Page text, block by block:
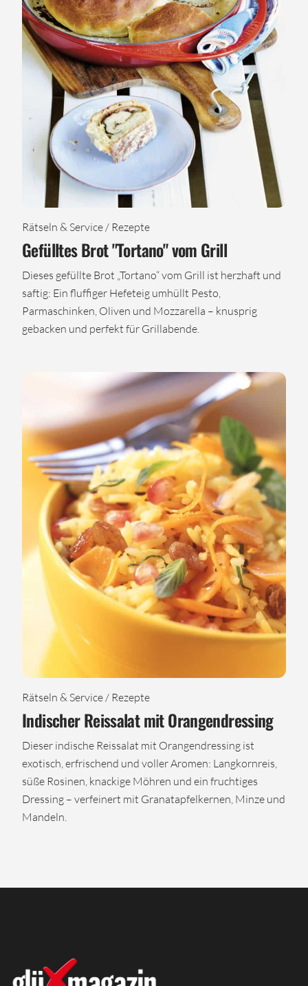
Rätseln & Service / Rezepte
Gefülltes Brot "Tortano" vom Grill
Dieses gefüllte Brot „Tortano“ vom Grill ist herzhaft und
saftig: Ein fluffiger Hefeteig umhüllt Pesto,
Parmaschinken, Oliven und Mozzarella – knusprig
gebacken und perfekt für Grillabende.
Rätseln & Service / Rezepte
Indischer Reissalat mit Orangendressing
Dieser indische Reissalat mit Orangendressing ist
exotisch, erfrischend und voller Aromen: Langkornreis,
süße Rosinen, knackige Möhren und ein fruchtiges
Dressing – verfeinert mit Granatapfelkernen, Minze und
Mandeln.